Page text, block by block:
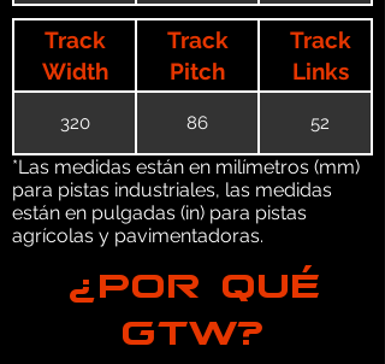
Track
Width
Track
Pitch
Track
Links
320 86 52
*Las medidas están en milímetros (mm)
para pistas industriales, las medidas
están en pulgadas (in) para pistas
agrícolas y pavimentadoras.
¿POR QUÉ
GTW?